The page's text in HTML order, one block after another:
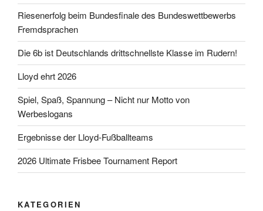
Riesenerfolg beim Bundesfinale des Bundeswettbewerbs
Fremdsprachen
Die 6b ist Deutschlands drittschnellste Klasse im Rudern!
Lloyd ehrt 2026
Spiel, Spaß, Spannung – Nicht nur Motto von
Werbeslogans
Ergebnisse der Lloyd-Fußballteams
2026 Ultimate Frisbee Tournament Report
KATEGORIEN